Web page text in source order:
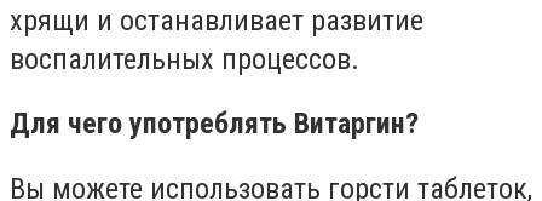
хрящи и останавливает развитие
воспалительных процессов.
Для чего употреблять Витаргин?
Вы можете использовать горсти таблеток,